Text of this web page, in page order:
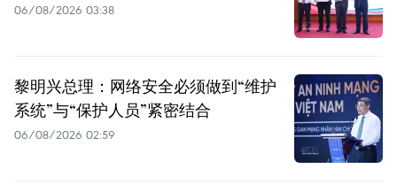
06/08/2026 03:38
黎明兴总理：网络安全必须做到“维护
系统”与“保护人员”紧密结合
06/08/2026 02:59